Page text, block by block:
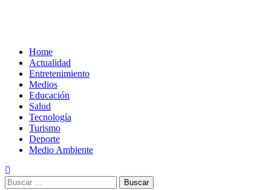
Home
Actualidad
Entretenimiento
Medios
Educación
Salud
Tecnología
Turismo
Deporte
Medio Ambiente
Buscar: